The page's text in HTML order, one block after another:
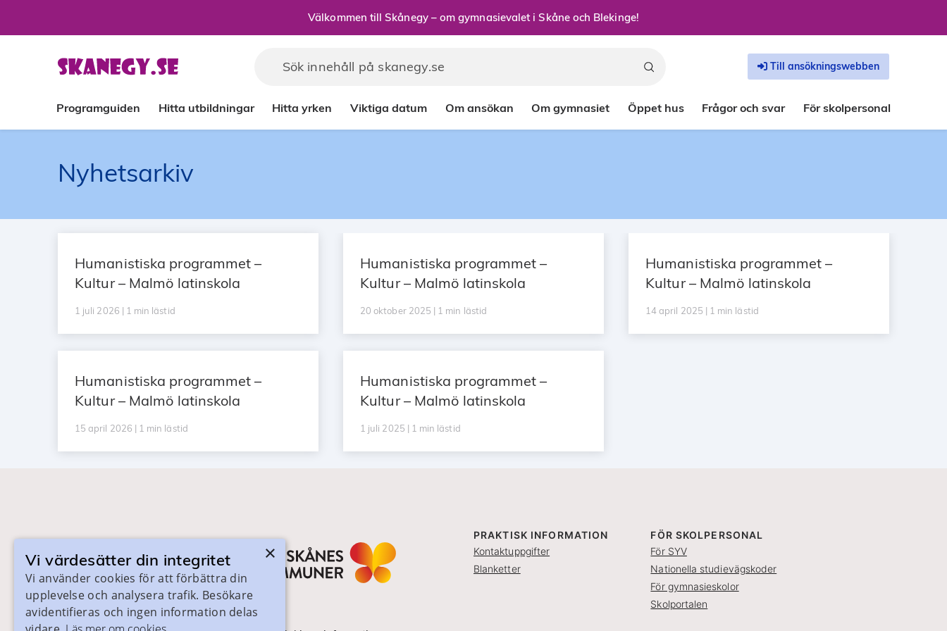
Välkommen till Skånegy – om gymnasievalet i Skåne och Blekinge!
Programguiden Hitta utbildningar Hitta yrken Viktiga datum Om ansökan Om gymnasiet Öppet hus Frågor och svar För skolpersonal
Till ansökningswebben
Nyhetsarkiv
Humanistiska programmet –
Kultur – Malmö latinskola
1 juli 2026 | 1 min lästid
Humanistiska programmet –
Kultur – Malmö latinskola
15 april 2026 | 1 min lästid
Humanistiska programmet –
Kultur – Malmö latinskola
20 oktober 2025 | 1 min lästid
Humanistiska programmet –
Kultur – Malmö latinskola
1 juli 2025 | 1 min lästid
Humanistiska programmet –
Kultur – Malmö latinskola
14 april 2025 | 1 min lästid
PRAKTISK INFORMATION
Kontaktuppgifter
Blanketter
FÖR SKOLPERSONAL
För SYV
Nationella studievägskoder
För gymnasieskolor
Skolportalen
×
Vi värdesätter din integritet
Vi använder cookies för att förbättra din
upplevelse och analysera trafik. Besökare
avidentifieras och ingen information delas